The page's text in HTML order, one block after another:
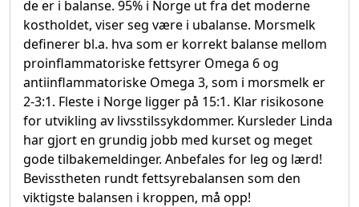
de er i balanse. 95% i Norge ut fra det moderne
kostholdet, viser seg være i ubalanse. Morsmelk
definerer bl.a. hva som er korrekt balanse mellom
proinflammatoriske fettsyrer Omega 6 og
antiinflammatoriske Omega 3, som i morsmelk er
2-3:1. Fleste i Norge ligger på 15:1. Klar risikosone
for utvikling av livsstilssykdommer. Kursleder Linda
har gjort en grundig jobb med kurset og meget
gode tilbakemeldinger. Anbefales for leg og lærd!
Bevisstheten rundt fettsyrebalansen som den
viktigste balansen i kroppen, må opp!